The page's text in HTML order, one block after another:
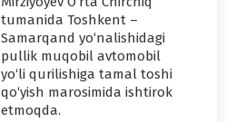
tumanida Toshkent –
Samarqand yo‘nalishidagi
pullik muqobil avtomobil
yo‘li qurilishiga tamal toshi
qo‘yish marosimida ishtirok
etmoqda.